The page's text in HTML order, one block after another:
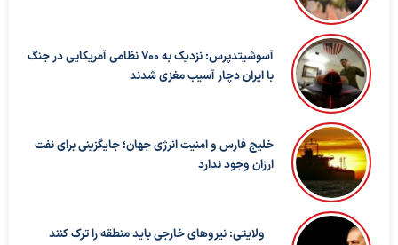
آسوشیتدپرس: نزدیک به ۷۰۰ نظامی آمریکایی در جنگ
با ایران دچار آسیب مغزی شدند
خلیج فارس و امنیت انرژی جهان؛ جایگزینی برای نفت
ارزان وجود ندارد
ولایتی: نیروهای خارجی باید منطقه را ترک کنند